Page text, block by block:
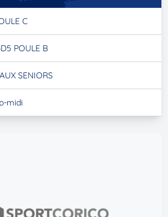
C
POULE B
SENIORS
midi